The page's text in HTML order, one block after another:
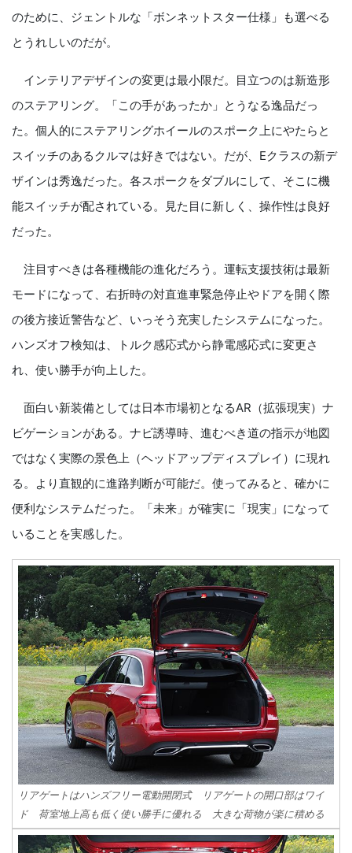
のために、ジェントルな「ボンネットスター仕様」も選べる
とうれしいのだが。
インテリアデザインの変更は最小限だ。目立つのは新造形
のステアリング。「この手があったか」とうなる逸品だっ
た。個人的にステアリングホイールのスポーク上にやたらと
スイッチのあるクルマは好きではない。だが、Eクラスの新デ
ザインは秀逸だった。各スポークをダブルにして、そこに機
能スイッチが配されている。見た目に新しく、操作性は良好
だった。
注目すべきは各種機能の進化だろう。運転支援技術は最新
モードになって、右折時の対直進車緊急停止やドアを開く際
の後方接近警告など、いっそう充実したシステムになった。
ハンズオフ検知は、トルク感応式から静電感応式に変更さ
れ、使い勝手が向上した。
面白い新装備としては日本市場初となるAR（拡張現実）ナ
ビゲーションがある。ナビ誘導時、進むべき道の指示が地図
ではなく実際の景色上（ヘッドアップディスプレイ）に現れ
る。より直観的に進路判断が可能だ。使ってみると、確かに
便利なシステムだった。「未来」が確実に「現実」になって
いることを実感した。
リアゲートはハンズフリー電動開閉式 リアゲートの開口部はワイ
ド 荷室地上高も低く使い勝手に優れる 大きな荷物が楽に積める